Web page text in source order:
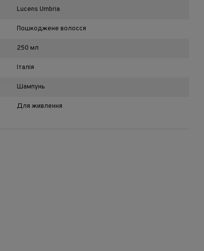
Lucens Umbria
Пошкоджене волосся
250 мл
Італія
Шампунь
Для живлення